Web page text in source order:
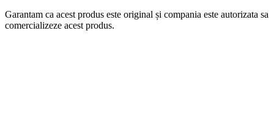
Garantam ca acest produs este original și compania este autorizata sa
comercializeze acest produs.